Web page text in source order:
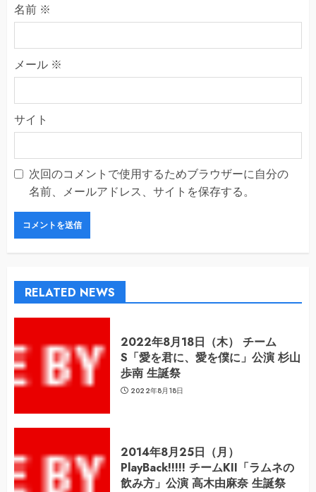
名前 ※
メール ※
サイト
次回のコメントで使用するためブラウザーに自分の
名前、メールアドレス、サイトを保存する。
RELATED NEWS
2022年8月18日（木） チーム
S「愛を君に、愛を僕に」公演 杉山
歩南 生誕祭
2022年8月18日
2014年8月25日（月）
PlayBack!!!!! チームKII「ラムネの
飲み方」公演 高木由麻奈 生誕祭